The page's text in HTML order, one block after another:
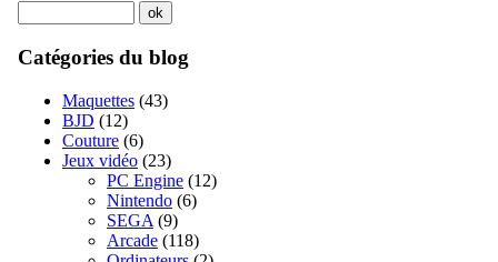
Catégories du blog
Maquettes (43)
BJD (12)
Couture (6)
Jeux vidéo (23)
PC Engine (12)
Nintendo (6)
SEGA (9)
Arcade (118)